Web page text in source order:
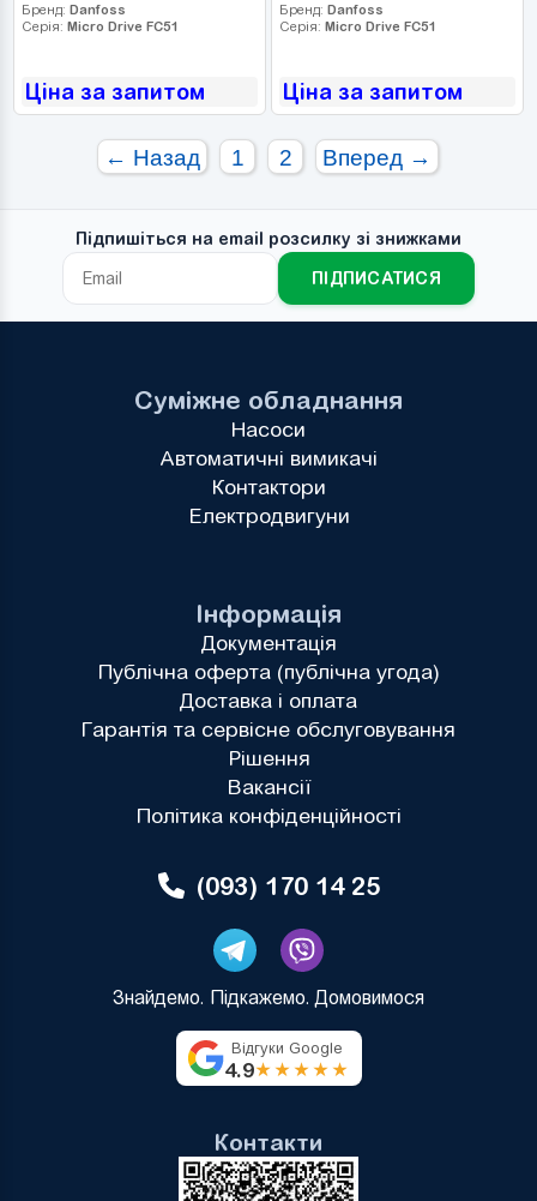
Бренд: Danfoss
Серія: Micro Drive FC51
Ціна за запитом
Бренд: Danfoss
Серія: Micro Drive FC51
Ціна за запитом
← Назад 1 2 Вперед →
Підпишіться на email розсилку зі знижками
ПІДПИСАТИСЯ
Інформація
Документація
Публічна оферта (публічна угода)
Доставка і оплата
Гарантія та сервісне обслуговування
Рішення
Вакансії
Політика конфіденційності
Суміжне обладнання
Насоси
Автоматичні вимикачі
Контактори
Електродвигуни
(093) 170 14 25
Знайдемо. Підкажемо. Домовимося
Відгуки Google
4.9★★★★★
Контакти